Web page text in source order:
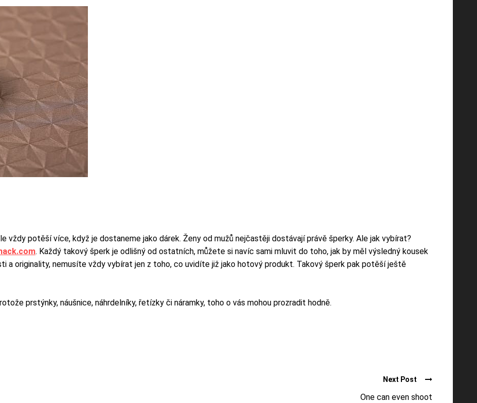
vždy potěší více, když je dostaneme jako dárek. Ženy od mužů nejčastěji dostávají právě šperky. Ale jak vybírat?
. Každý takový šperk je odlišný od ostatních, můžete si navíc sami mluvit do toho, jak by měl výsledný kousek
a originality, nemusíte vždy vybírat jen z toho, co uvidíte již jako hotový produkt. Takový šperk pak potěší ještě
prstýnky, náušnice, náhrdelníky, řetízky či náramky, toho o vás mohou prozradit hodně.
Next Post
One can even shoot